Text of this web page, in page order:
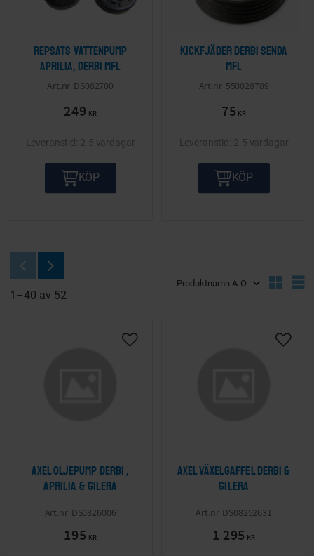
Repsats vattenpump
Aprilia, Derbi mfl
DS082700
249 KR
2-5 vardagar
KÖP
Kickfjäder Derbi Senda
mfl
550028789
75 KR
2-5 vardagar
KÖP
1–40 av 52
Axel oljepump Derbi ,
Aprilia & Gilera
DS0826006
195 KR
Lägg till i önskelista
Axel växelgaffel Derbi &
Gilera
DS08252631
1 295 KR
Lägg